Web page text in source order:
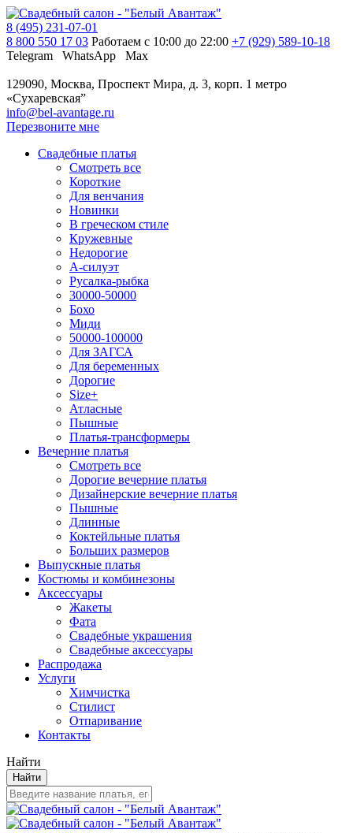
8 (495) 231-07-01
8 800 550 17 03 Работаем с 10:00 до 22:00 +7 (929) 589-10-18
Telegram
WhatsApp Max
129090, Москва, Проспект Мира, д. 3, корп. 1 метро
«Сухаревская”
info@bel-avantage.ru
Перезвоните мне
Свадебные платья
Смотреть все
Короткие
Для венчания
Новинки
В греческом стиле
Кружевные
Недорогие
А-силуэт
Русалка-рыбка
30000-50000
Бохо
Миди
50000-100000
Для ЗАГСА
Для беременных
Дорогие
Size+
Атласные
Пышные
Платья-трансформеры
Вечерние платья
Смотреть все
Дорогие вечерние платья
Дизайнерские вечерние платья
Пышные
Длинные
Коктейльные платья
Больших размеров
Выпускные платья
Костюмы и комбинезоны
Аксессуары
Жакеты
Фата
Свадебные украшения
Свадебные аксессуары
Распродажа
Услуги
Химчистка
Стилист
Отпаривание
Контакты
Найти
Найти